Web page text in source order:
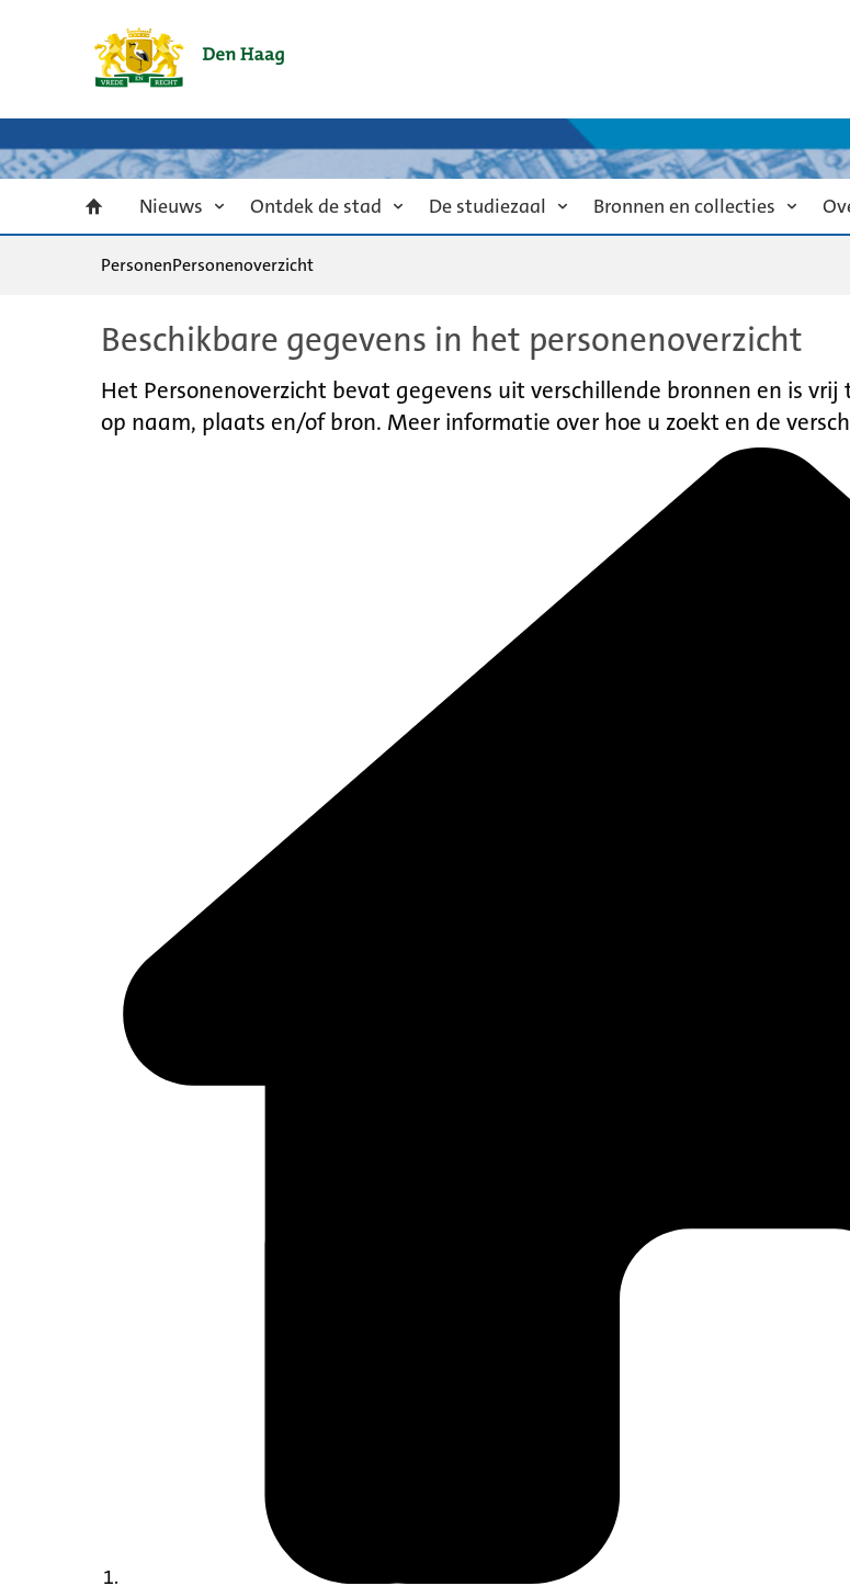
Nieuws Ontdek de stad De studiezaal Bronnen en collecties
PersonenPersonenoverzicht
Beschikbare gegevens in het personenoverzicht
Het Personenoverzicht bevat gegevens uit verschillende bronnen en is
op naam, plaats en/of bron. Meer informatie over hoe u zoekt en de